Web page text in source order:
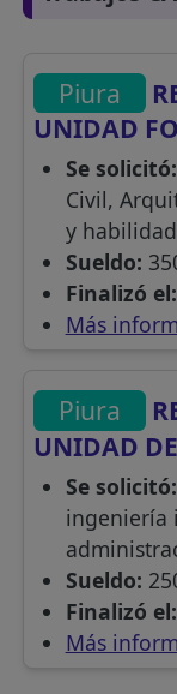
Piura
UNIDAD
Se solicitó:
Civil,
y
Sueldo:
Finalizó el:
Más
Piura
UNIDAD
Se solicitó:
ingeniería
Sueldo:
Finalizó el:
Más